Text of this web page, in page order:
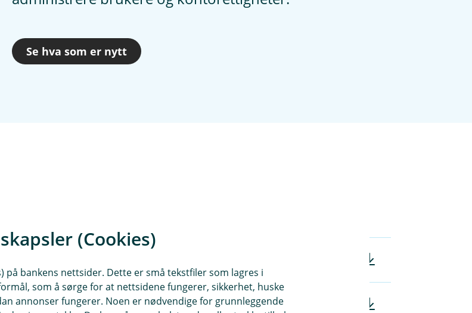
Se hva som er nytt
Slik setter du opp filoverføring og filarkiv (pdf)
(Cookies)
på bankens nettsider. Dette er små tekstfiler som lagres i
som å sørge for at nettsidene fungerer, sikkerhet, huske
annonser fungerer. Noen er nødvendige for grunnleggende